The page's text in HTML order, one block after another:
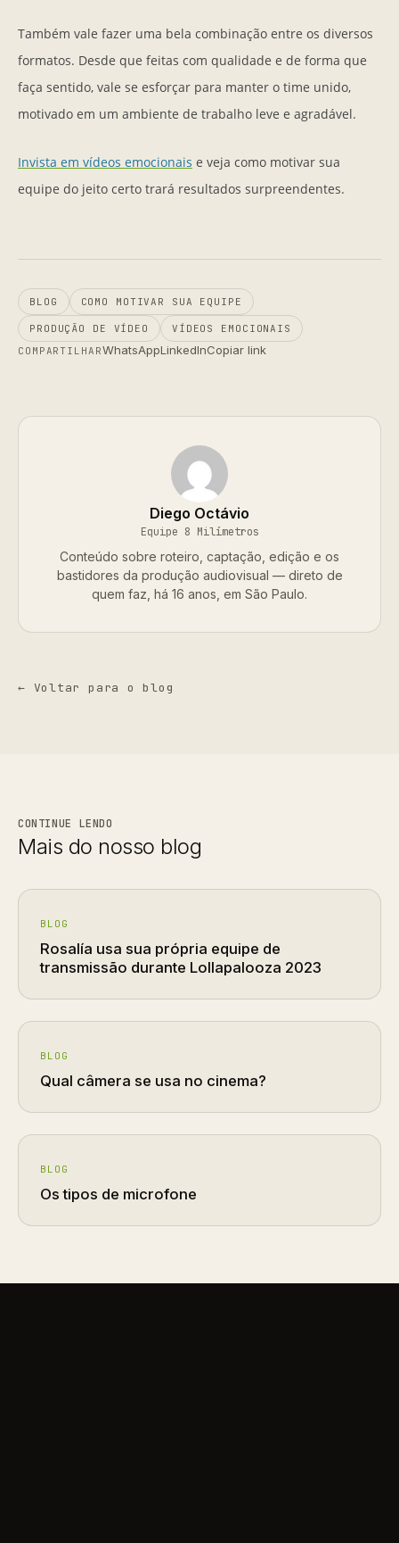
Também vale fazer uma bela combinação entre os diversos
formatos. Desde que feitas com qualidade e de forma que
faça sentido, vale se esforçar para manter o time unido,
motivado em um ambiente de trabalho leve e agradável.
Invista em vídeos emocionais e veja como motivar sua
equipe do jeito certo trará resultados surpreendentes.
BLOG COMO MOTIVAR SUA EQUIPE
PRODUÇÃO DE VÍDEO
VÍDEOS EMOCIONAIS
COMPARTILHARWhatsAppLinkedInCopiar link
Diego Octávio
Equipe 8 Milímetros
Conteúdo sobre roteiro, captação, edição e os
bastidores da produção audiovisual — direto de
quem faz, há 16 anos, em São Paulo.
← Voltar para o blog
CONTINUE LENDO
Mais do nosso blog
BLOG
Rosalía usa sua própria equipe de
transmissão durante Lollapalooza 2023
BLOG
Qual câmera se usa no cinema?
BLOG
Os tipos de microfone